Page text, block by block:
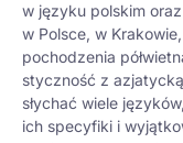
w języku polskim
w Polsce, w
pochodzenia
styczność z
słychać wiele
ich specyfiki i